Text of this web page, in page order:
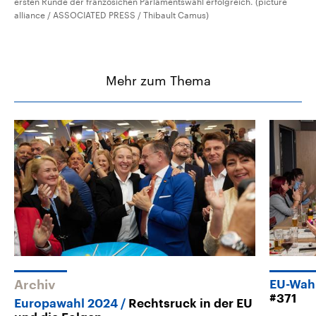
alliance / ASSOCIATED PRESS / Thibault Camus)
Mehr zum Thema
Archiv
Europawahl 2024
Rechtsruck in der EU
EU-
#371